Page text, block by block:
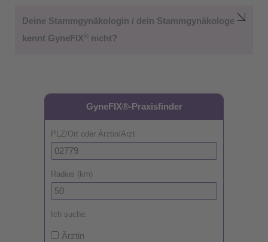
Deine Stammgynäkologin / dein Stammgynäkologe
kennt GyneFIX® nicht?
GyneFIX®-Praxisfinder
PLZ/Ort oder Ärztin/Arzt
Radius (km)
Ich suche:
Ärztin